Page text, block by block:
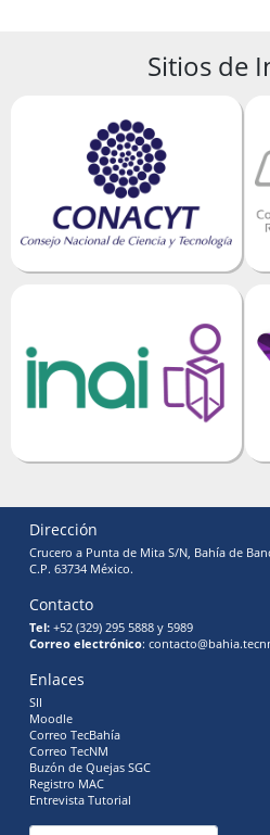
Sitios de
Dirección
Crucero a Punta de Mita S/N, Bahía de
C.P. 63734 México.
Contacto
Tel: +52 (329) 295 5888 y 5989
Correo electrónico:
Enlaces
SII
Moodle
Correo TecBahía
Correo TecNM
Buzón de Quejas SGC
Registro MAC
Entrevista Tutorial